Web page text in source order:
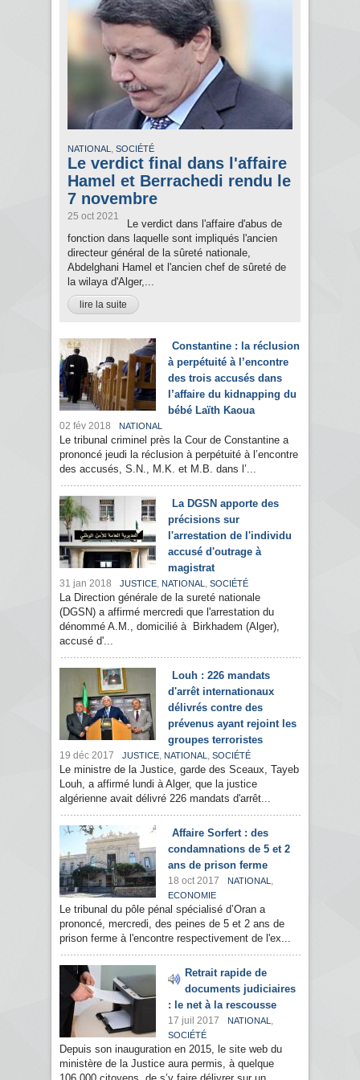
NATIONAL , SOCIÉTÉ
Le verdict final dans l'affaire
Hamel et Berrachedi rendu le
7 novembre
25 oct 2021
Le verdict dans l'affaire d'abus de
fonction dans laquelle sont impliqués l'ancien
directeur général de la sûreté nationale,
Abdelghani Hamel et l'ancien chef de sûreté de
la wilaya d'Alger,...
lire la suite
Constantine : la réclusion
à perpétuité à l’encontre
des trois accusés dans
l’affaire du kidnapping du
bébé Laïth Kaoua
02 fév 2018 NATIONAL
Le tribunal criminel près la Cour de Constantine a
prononcé jeudi la réclusion à perpétuité à l’encontre
des accusés, S.N., M.K. et M.B. dans l’...
La DGSN apporte des
précisions sur
l'arrestation de l'individu
accusé d'outrage à
magistrat
31 jan 2018 JUSTICE, NATIONAL , SOCIÉTÉ
La Direction générale de la sureté nationale
(DGSN) a affirmé mercredi que l'arrestation du
dénommé A.M., domicilié à Birkhadem (Alger),
accusé d'...
Louh : 226 mandats
d'arrêt internationaux
délivrés contre des
prévenus ayant rejoint les
groupes terroristes
19 déc 2017 JUSTICE, NATIONAL , SOCIÉTÉ
Le ministre de la Justice, garde des Sceaux, Tayeb
Louh, a affirmé lundi à Alger, que la justice
algérienne avait délivré 226 mandats d'arrêt...
Affaire Sorfert : des
condamnations de 5 et 2
ans de prison ferme
18 oct 2017 NATIONAL ,
ECONOMIE
Le tribunal du pôle pénal spécialisé d’Oran a
prononcé, mercredi, des peines de 5 et 2 ans de
prison ferme à l'encontre respectivement de l'ex...
Retrait rapide de
documents judiciaires
: le net à la rescousse
17 juil 2017 NATIONAL ,
SOCIÉTÉ
Depuis son inauguration en 2015, le site web du
ministère de la Justice aura permis, à quelque